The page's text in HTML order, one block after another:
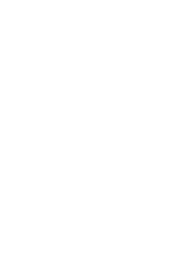
5, 4 recensies